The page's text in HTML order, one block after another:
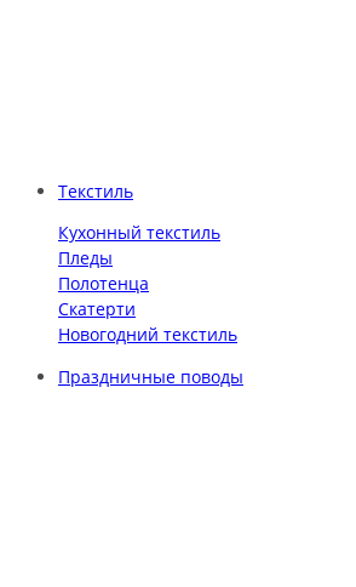
Текстиль
Кухонный текстиль
Пледы
Полотенца
Скатерти
Новогодний текстиль
Праздничные поводы